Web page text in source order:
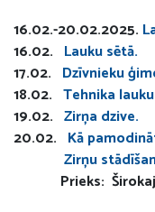
16.02.-20.02.2025.
16.02. Lauku sētā.
17.02. Dzīvnieku
18.02. Tehnika
19.02. Zirņa dzive.
20.02. Kā
Zirņu
Prieks: Širokaja